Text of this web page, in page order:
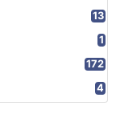
13
1
172
4